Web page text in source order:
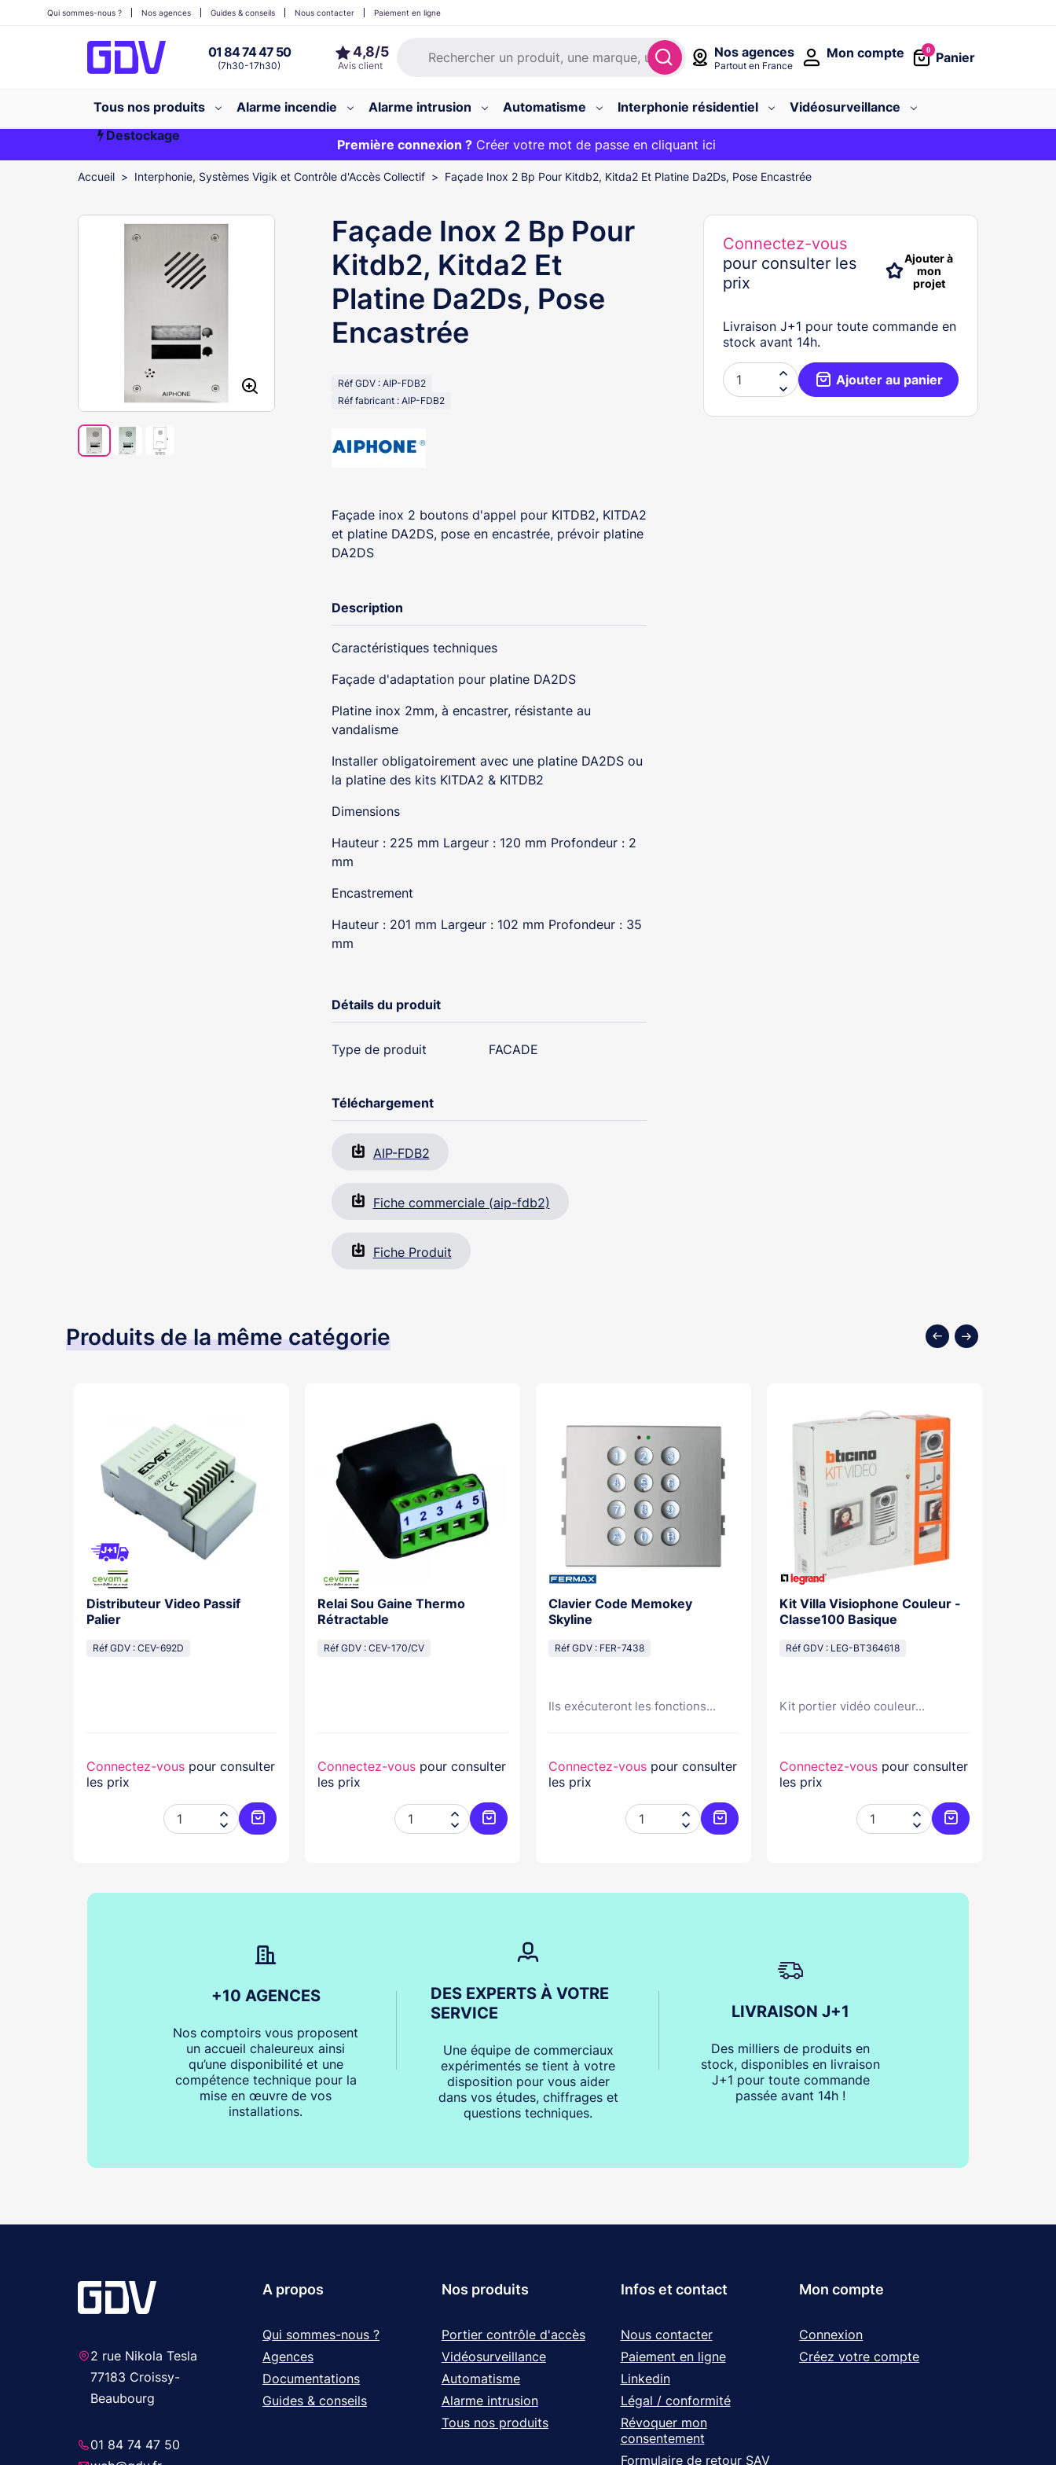
Nos agences
Partout en France
01 84 74 47 50
(7h30-17h30)
0
Panier
Mon compte
Qui sommes-nous ? Nos agences Guides & conseils Nous contacter Paiement en ligne
Tous nos produits Alarme incendie Alarme intrusion Automatisme Interphonie résidentiel
Vidéosurveillance
Destockage
Première commande ?20€ OFFERT sur votre panier et livraison 24/48h gratuite avec le code
Première connexion ?Créer votre mot de passe en cliquant ici
EXCLU WEB :
Accueil Interphonie, Systèmes Vigik et Contrôle d'Accès Collectif Façade Inox 2 Bp Pour Kitdb2, Kitda2 Et Platine Da2Ds, Pose Encastrée
Façade Inox 2 Bp Pour
Kitdb2, Kitda2 Et
Platine Da2Ds, Pose
Encastrée
Réf GDV : AIP-FDB2
Réf fabricant : AIP-FDB2
Façade inox 2 boutons d'appel pour KITDB2, KITDA2
et platine DA2DS, pose en encastrée, prévoir platine
DA2DS
Description
Caractéristiques techniques
Façade d'adaptation pour platine DA2DS
Platine inox 2mm, à encastrer, résistante au
vandalisme
Installer obligatoirement avec une platine DA2DS ou
la platine des kits KITDA2 & KITDB2
Dimensions
Hauteur : 225 mm Largeur : 120 mm Profondeur : 2
mm
Encastrement
Hauteur : 201 mm Largeur : 102 mm Profondeur : 35
mm
Détails du produit
Type de produit FACADE
Téléchargement
AIP-FDB2
Fiche commerciale (aip-fdb2)
Fiche Produit
Connectez-vous
pour consulter les
prix
Ajouter à
mon
projet
Livraison J+1 pour toute commande en
stock avant 14h.

 Ajouter au panier
Produits de la même catégorie
Distributeur Video Passif
Palier
Réf GDV : CEV-692D
Connectez-vous pour consulter
les prix


Ajouter au panier
Relai Sou Gaine Thermo
Rétractable
Réf GDV : CEV-170/CV
Connectez-vous pour consulter
les prix


Ajouter au panier
Clavier Code Memokey
Skyline
Réf GDV : FER-7438
Ils exécuteront les fonctions...
Connectez-vous pour consulter
les prix


Ajouter au panier
Kit Villa Visiophone Couleur -
Classe100 Basique
Réf GDV : LEG-BT364618
Kit portier vidéo couleur...
Connectez-vous pour consulter
les prix


Ajouter au panier
+10 AGENCES
Nos comptoirs vous proposent
un accueil chaleureux ainsi
qu’une disponibilité et une
compétence technique pour la
mise en œuvre de vos
installations.
DES EXPERTS À VOTRE
SERVICE
Une équipe de commerciaux
expérimentés se tient à votre
disposition pour vous aider
dans vos études, chiffrages et
questions techniques.
LIVRAISON J+1
Des milliers de produits en
stock, disponibles en livraison
J+1 pour toute commande
passée avant 14h !
2 rue Nikola Tesla
77183 Croissy-
Beaubourg
01 84 74 47 50
A propos
Qui sommes-nous ?
Agences
Documentations
Guides & conseils
Nos produits
Portier contrôle d'accès
Vidéosurveillance
Automatisme
Alarme intrusion
Tous nos produits
Infos et contact
Nous contacter
Paiement en ligne
Linkedin
Légal / conformité
Révoquer mon
consentement
Formulaire de retour SAV
Mon compte
Connexion
Créez votre compte